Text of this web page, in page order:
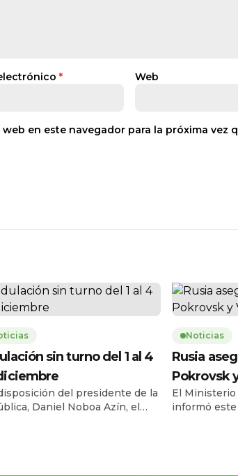
* Web
en este navegador para la próxima vez
sin turno del 1 al 4
del presidente de la
Daniel Noboa Azín, el
Noticias
Rusia
Pokrovsk
El Ministerio
informó